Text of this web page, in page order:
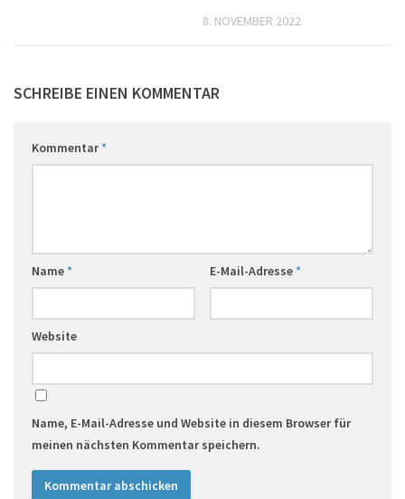
8. NOVEMBER 2022
SCHREIBE EINEN KOMMENTAR
Kommentar*
Name* E-Mail-Adresse*
Website
Name, E-Mail-Adresse und Website in diesem Browser für
meinen nächsten Kommentar speichern.